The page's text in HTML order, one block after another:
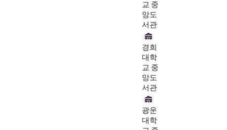
교 중
앙도
서관
경희
대학
교 중
앙도
서관
광운
대학